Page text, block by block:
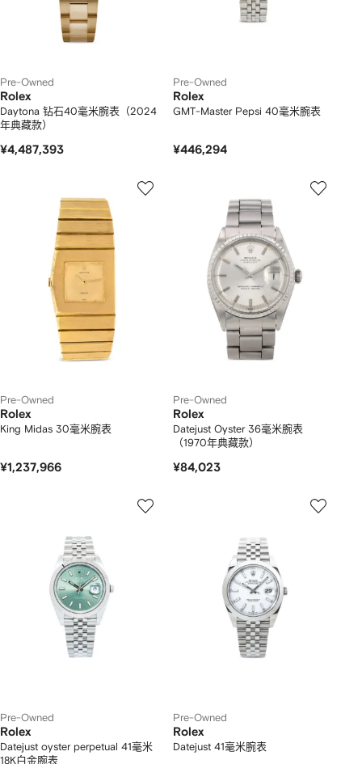
Pre-Owned
Rolex
Daytona 钻石40毫米腕表（2024
年典藏款）
¥4,487,393
Pre-Owned
Rolex
GMT-Master Pepsi 40毫米腕表
¥446,294
Pre-Owned
Rolex
King Midas 30毫米腕表
¥1,237,966
Pre-Owned
Rolex
Datejust Oyster 36毫米腕表
（1970年典藏款）
¥84,023
Pre-Owned
Rolex
Datejust oyster perpetual 41毫米
18K白金腕表
Pre-Owned
Rolex
Datejust 41毫米腕表